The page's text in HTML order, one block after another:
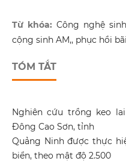
Từ khóa: Công nghệ
cộng sinh AM,, phục hồi
TÓM TẮT
Nghiên cứu trồng keo
Đông Cao Sơn, tỉnh
Quảng Ninh được thực
biển, theo mật độ 2.500